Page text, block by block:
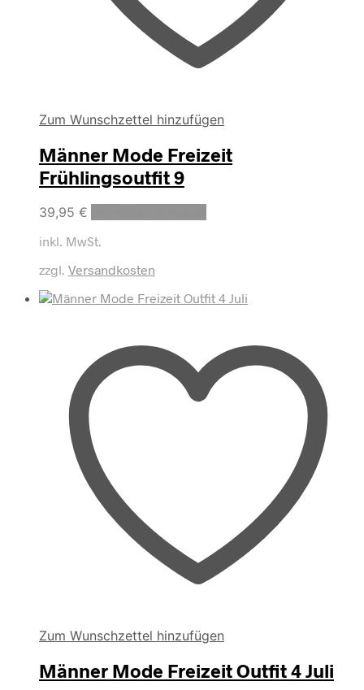
Zum Wunschzettel hinzufügen
Männer Mode Freizeit
Frühlingsoutfit 9
39,95 €
inkl. MwSt.
zzgl. Versandkosten
Zum Wunschzettel hinzufügen
Männer Mode Freizeit Outfit 4 Juli